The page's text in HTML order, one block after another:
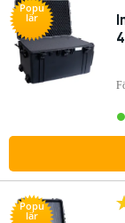
Popu
lär
Popu
lär